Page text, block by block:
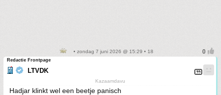
• zondag 7 juni 2026 @ 15:29 • 18
Redactie Frontpage
LTVDK
Kazaamdavu
Hadjar klinkt wel een beetje panisch